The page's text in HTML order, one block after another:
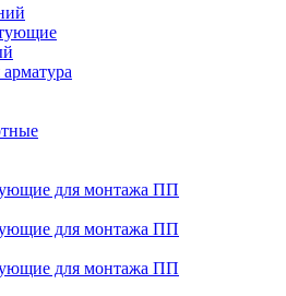
для монтажа ПП
для монтажа ПП
для монтажа ПП